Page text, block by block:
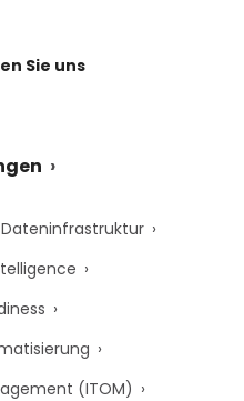
Sie uns
(ITOM)